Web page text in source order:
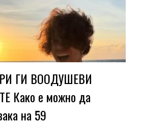
ГИ ВООДУШЕВИ
Како е можно да
на 59